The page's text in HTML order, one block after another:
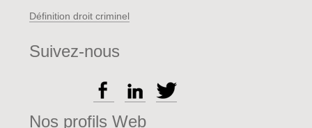
Définition droit criminel
Suivez-nous
Nos profils Web